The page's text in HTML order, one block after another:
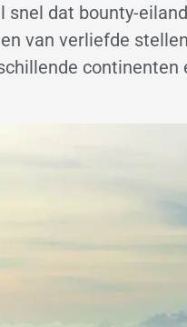
dat bounty-
van verliefde
continenten